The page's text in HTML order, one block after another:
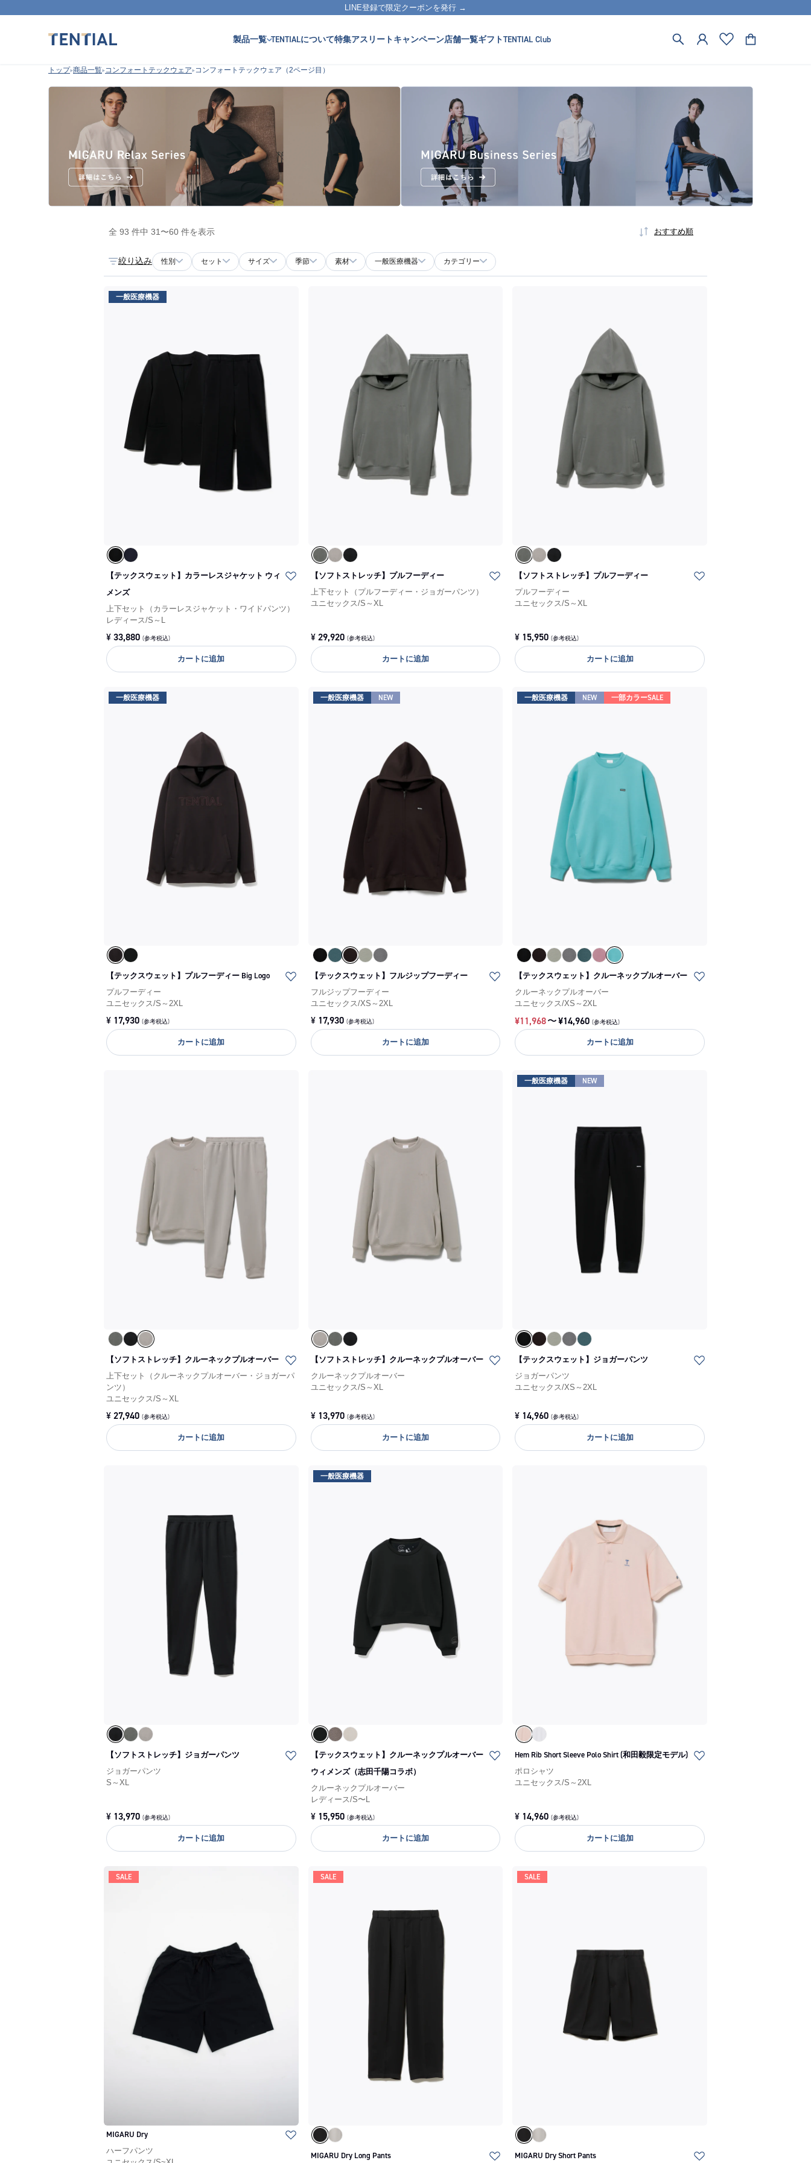
LINE登録で限定クーポンを発行 →
製品一覧 TENTIALについて特集アスリートキャンペーン店舗一覧ギフトTENTIAL Club
トップ 商品一覧 コンフォートテックウェア コンフォートテックウェア（2ページ目）
全 93 件中 31〜60 件を表示 おすすめ順
絞り込み 性別 セット サイズ 季節 素材 一般医療機器 カテゴリー
一般医療機器
【テックスウェット】カラーレスジャケット ウィ
メンズ
上下セット（カラーレスジャケット・ワイドパンツ）
レディース/S～L
¥ 33,880 (参考税込)
カートに追加
【ソフトストレッチ】プルフーディー
上下セット（プルフーディー・ジョガーパンツ）
ユニセックス/S～XL
¥ 29,920 (参考税込)
カートに追加
【ソフトストレッチ】プルフーディー
プルフーディー
ユニセックス/S～XL
¥ 15,950 (参考税込)
カートに追加
一般医療機器
【テックスウェット】プルフーディー Big Logo
プルフーディー
ユニセックス/S～2XL
¥ 17,930 (参考税込)
カートに追加
一般医療機器 NEW
【テックスウェット】フルジップフーディー
フルジップフーディー
ユニセックス/XS～2XL
¥ 17,930 (参考税込)
カートに追加
一般医療機器 NEW 一部カラーSALE
【テックスウェット】クルーネックプルオーバー
クルーネックプルオーバー
ユニセックス/XS～2XL
¥11,968〜¥14,960 (参考税込)
カートに追加
【ソフトストレッチ】クルーネックプルオーバー
上下セット（クルーネックプルオーバー・ジョガーパ
ンツ）
ユニセックス/S～XL
¥ 27,940 (参考税込)
カートに追加
【ソフトストレッチ】クルーネックプルオーバー
クルーネックプルオーバー
ユニセックス/S～XL
¥ 13,970 (参考税込)
カートに追加
一般医療機器 NEW
【テックスウェット】ジョガーパンツ
ジョガーパンツ
ユニセックス/XS～2XL
¥ 14,960 (参考税込)
カートに追加
【ソフトストレッチ】ジョガーパンツ
ジョガーパンツ
S～XL
¥ 13,970 (参考税込)
カートに追加
一般医療機器
【テックスウェット】クルーネックプルオーバー
ウィメンズ（志田千陽コラボ）
クルーネックプルオーバー
レディース/S〜L
¥ 15,950 (参考税込)
カートに追加
Hem Rib Short Sleeve Polo Shirt (和田毅限定モデル)
ポロシャツ
ユニセックス/S～2XL
¥ 14,960 (参考税込)
カートに追加
SALE
MIGARU Dry
ハーフパンツ
SALE
MIGARU Dry Long Pants
SALE
MIGARU Dry Short Pants